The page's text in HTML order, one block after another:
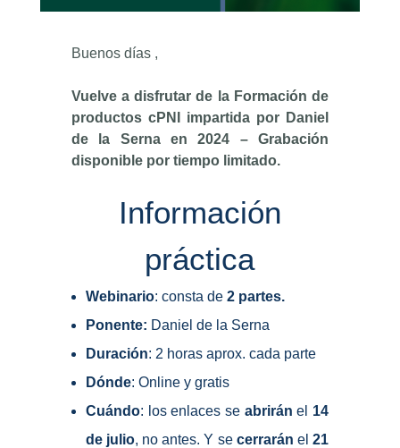
Buenos días ,
Vuelve a disfrutar de la Formación de
productos cPNI impartida por Daniel
de la Serna en 2024 – Grabación
disponible por tiempo limitado.
Información
práctica
Webinario: consta de 2 partes.
Ponente: Daniel de la Serna
Duración: 2 horas aprox. cada parte
Dónde: Online y gratis
Cuándo: los enlaces se abriránel 14
de julio, no antes. Y se cerrarán el 21